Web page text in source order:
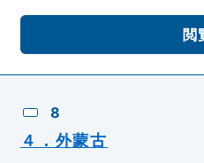
閲
8
４．外蒙古